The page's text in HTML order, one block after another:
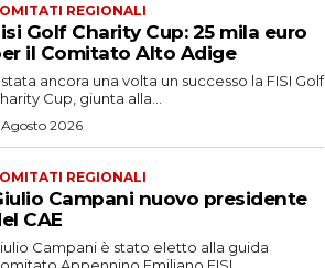
REGIONALI
Golf Charity Cup: 25 mila euro
il Comitato Alto Adige
stata ancora una volta un successo la FISI Golf
Cup, giunta alla...
2026
REGIONALI
Campani nuovo presidente
CAE
Campani è stato eletto alla guida